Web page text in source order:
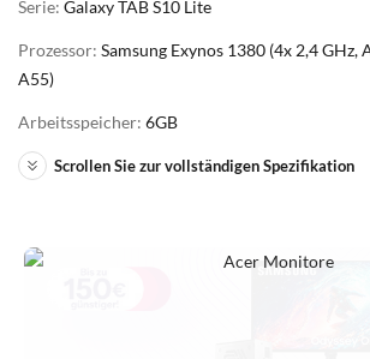
Serie: Galaxy TAB S10 Lite
Prozessor: Samsung Exynos 1380 (4x 2,4 GHz,
A55)
Arbeitsspeicher: 6GB
Scrollen Sie zur vollständigen Spezifikation